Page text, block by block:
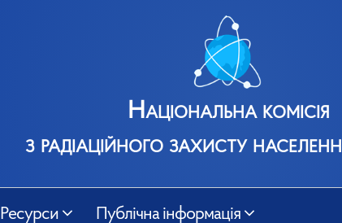
Національна комісія
з радіаційного захисту
Ресурси Публічна інформація